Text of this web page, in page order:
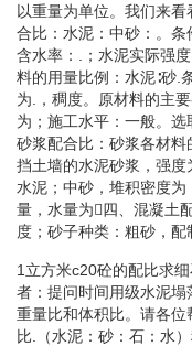
以重量为单位。我们来
合比：水泥：中砂：。
含水率：.；水泥实际强
料的用量比例：水泥∶砂.
为.，稠度。原材料的主
为；施工水平：一般。
砂浆配合比：砂浆各材
挡土墙的水泥砂浆，强
水泥；中砂，堆积密度
量，水量为四、混凝土
度；砂子种类：粗砂，配
1立方米c20砼的配比求
者：提问时间用级水泥
重量比和体积比。请各
比.（水泥：砂：石：水